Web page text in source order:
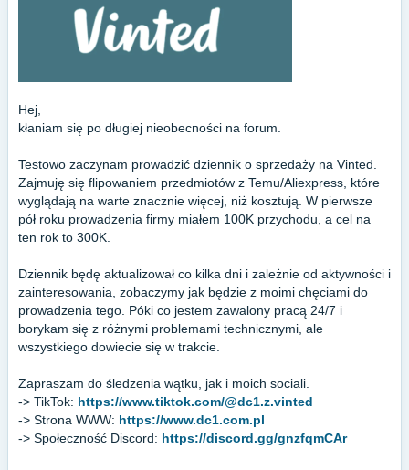
Hej,
kłaniam się po długiej nieobecności na forum.
Testowo zaczynam prowadzić dziennik o sprzedaży na Vinted.
Zajmuję się flipowaniem przedmiotów z Temu/Aliexpress, które
wyglądają na warte znacznie więcej, niż kosztują. W pierwsze
pół roku prowadzenia firmy miałem 100K przychodu, a cel na
ten rok to 300K.
Dziennik będę aktualizował co kilka dni i zależnie od aktywności i
zainteresowania, zobaczymy jak będzie z moimi chęciami do
prowadzenia tego. Póki co jestem zawalony pracą 24/7 i
borykam się z różnymi problemami technicznymi, ale
wszystkiego dowiecie się w trakcie.
Zapraszam do śledzenia wątku, jak i moich sociali.
-> TikTok: https://www.tiktok.com/@dc1.z.vinted
-> Strona WWW: https://www.dc1.com.pl
-> Społeczność Discord: https://discord.gg/gnzfqmCAr